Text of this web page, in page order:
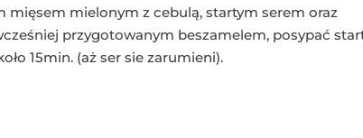
mięsem mielonym z cebulą, startym serem oraz
przygotowanym beszamelem, posypać
15min. (aż ser sie zarumieni).